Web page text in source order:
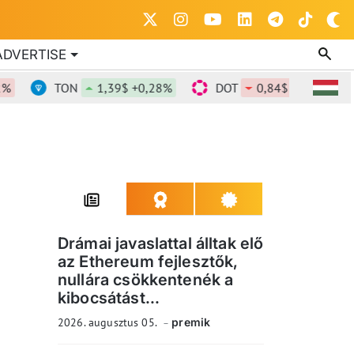
TON 1,39$ +0,28% DOT 0,84$ -0,7%
Drámai javaslattal álltak elő
az Ethereum fejlesztők,
nullára csökkentenék a
kibocsátást...
2026. augusztus 05. premik